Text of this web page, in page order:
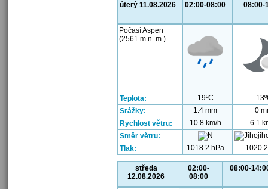
úterý 11.08.2026 02:00-08:00 08:00-
Počasí Aspen
(2561 m n. m.)
Teplota: 19ºC
Srážky:
1.4 mm
0
Rychlost větru:
10.8 km/h
6.1
Směr větru:
Tlak:
1018.2 hPa
středa
12.08.2026
02:00-
08:00
08:00-